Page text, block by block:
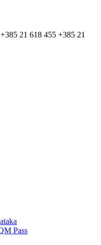
+385 21 618 455 +385 21